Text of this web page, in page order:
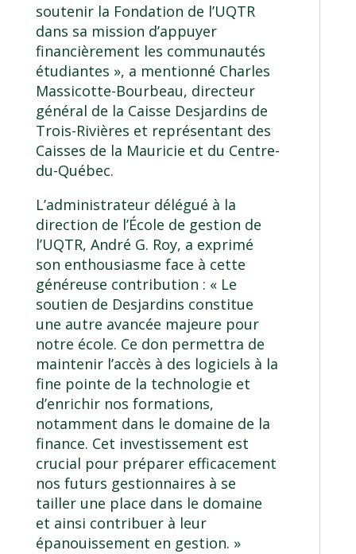
soutenir la Fondation de l’UQTR
dans sa mission d’appuyer
financièrement les communautés
étudiantes », a mentionné Charles
Massicotte-Bourbeau, directeur
général de la Caisse Desjardins de
Trois-Rivières et représentant des
Caisses de la Mauricie et du Centre-
du-Québec.
L’administrateur délégué à la
direction de l’École de gestion de
l’UQTR, André G. Roy, a exprimé
son enthousiasme face à cette
généreuse contribution : « Le
soutien de Desjardins constitue
une autre avancée majeure pour
notre école. Ce don permettra de
maintenir l’accès à des logiciels à la
fine pointe de la technologie et
d’enrichir nos formations,
notamment dans le domaine de la
finance. Cet investissement est
crucial pour préparer efficacement
nos futurs gestionnaires à se
tailler une place dans le domaine
et ainsi contribuer à leur
épanouissement en gestion. »